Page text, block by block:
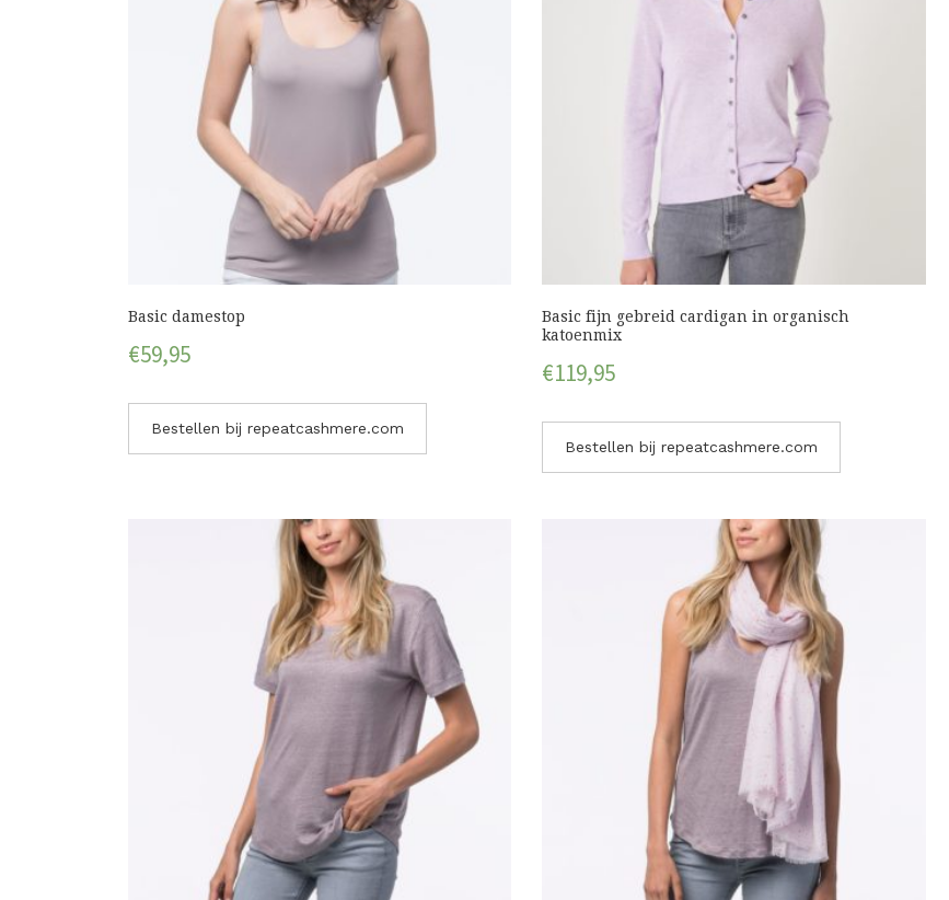
Basic damestop
€59,95
Bestellen bij repeatcashmere.com
Basic fijn gebreid cardigan in organisch
katoenmix
€119,95
Bestellen bij repeatcashmere.com